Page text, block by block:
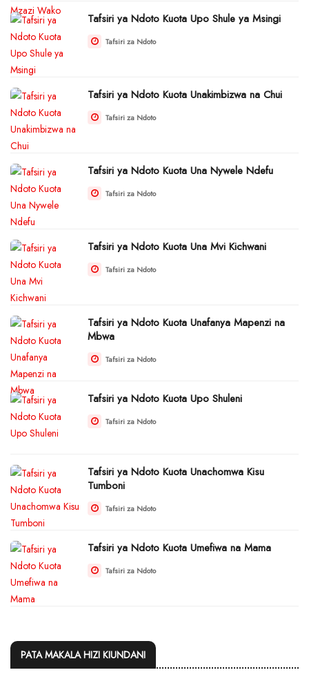
Tafsiri ya Ndoto Kuota Upo Shule ya Msingi
Tafsiri za Ndoto
Tafsiri ya Ndoto Kuota Unakimbizwa na Chui
Tafsiri za Ndoto
Tafsiri ya Ndoto Kuota Una Nywele Ndefu
Tafsiri za Ndoto
Tafsiri ya Ndoto Kuota Una Mvi Kichwani
Tafsiri za Ndoto
Tafsiri ya Ndoto Kuota Unafanya Mapenzi na
Mbwa
Tafsiri za Ndoto
Tafsiri ya Ndoto Kuota Upo Shuleni
Tafsiri za Ndoto
Tafsiri ya Ndoto Kuota Unachomwa Kisu
Tumboni
Tafsiri za Ndoto
Tafsiri ya Ndoto Kuota Umefiwa na Mama
Tafsiri za Ndoto
PATA MAKALA HIZI KIUNDANI